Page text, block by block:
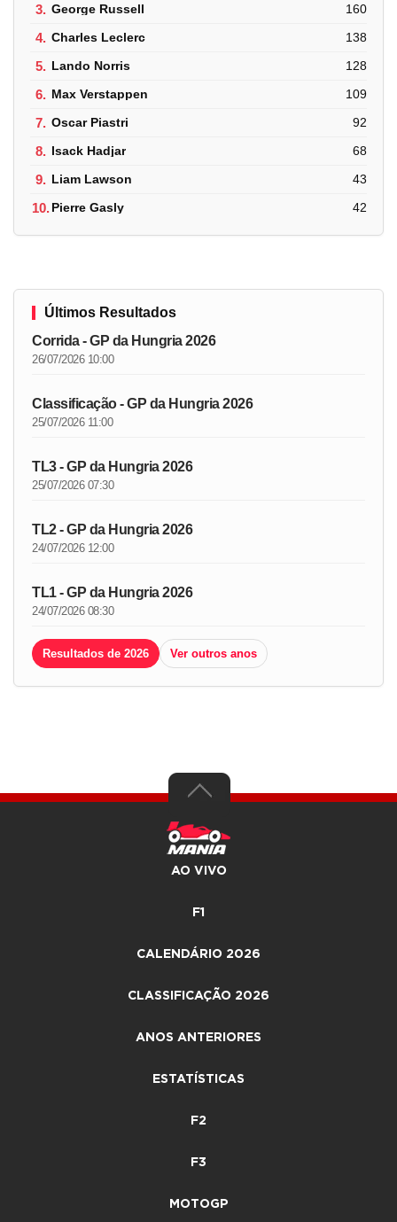
3. George Russell 160
4. Charles Leclerc 138
5. Lando Norris 128
6. Max Verstappen 109
7. Oscar Piastri 92
8. Isack Hadjar 68
9. Liam Lawson 43
10.Pierre Gasly 42
Últimos Resultados
Corrida - GP da Hungria 2026
26/07/2026 10:00
Classificação - GP da Hungria 2026
25/07/2026 11:00
TL3 - GP da Hungria 2026
25/07/2026 07:30
TL2 - GP da Hungria 2026
24/07/2026 12:00
TL1 - GP da Hungria 2026
24/07/2026 08:30
Resultados de 2026 Ver outros anos
AO VIVO
F1
CALENDÁRIO 2026
CLASSIFICAÇÃO 2026
ANOS ANTERIORES
ESTATÍSTICAS
F2
F3
MOTOGP